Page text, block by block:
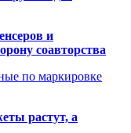
и
соавторства
по маркировке
растут, а